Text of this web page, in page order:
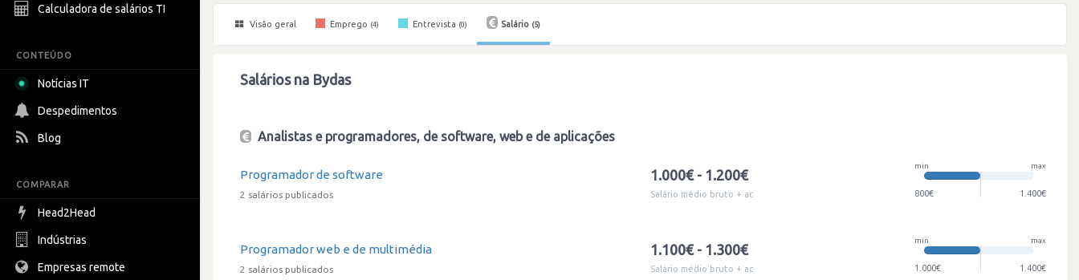
Calculadora de salários TI
CONTEÚDO
Notícias IT
Despedimentos
Blog
COMPARAR
Head2Head
Indústrias
Empresas remote
Visão geral Emprego (4) Entrevista (0) Salário (5)
Salários na Bydas
Analistas e programadores, de software, web e de aplicações
Programador de software
2 salários publicados
1.000€ - 1.200€
Salário médio bruto + ac
min max
800€ 1.400€
Programador web e de multimédia
2 salários publicados
1.100€ - 1.300€
Salário médio bruto + ac
min max
1.000€ 1.400€